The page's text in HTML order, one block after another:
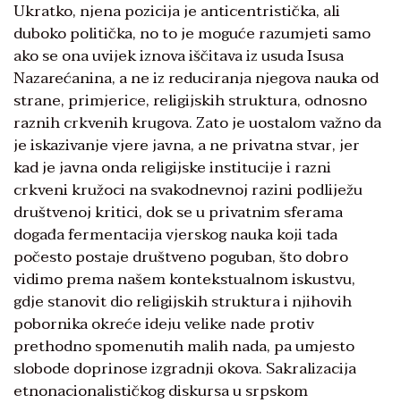
Ukratko, njena pozicija je anticentristička, ali
duboko politička, no to je moguće razumjeti samo
ako se ona uvijek iznova iščitava iz usuda Isusa
Nazarećanina, a ne iz reduciranja njegova nauka od
strane, primjerice, religijskih struktura, odnosno
raznih crkvenih krugova. Zato je uostalom važno da
je iskazivanje vjere javna, a ne privatna stvar, jer
kad je javna onda religijske institucije i razni
crkveni kružoci na svakodnevnoj razini podliježu
društvenoj kritici, dok se u privatnim sferama
događa fermentacija vjerskog nauka koji tada
počesto postaje društveno poguban, što dobro
vidimo prema našem kontekstualnom iskustvu,
gdje stanovit dio religijskih struktura i njihovih
pobornika okreće ideju velike nade protiv
prethodno spomenutih malih nada, pa umjesto
slobode doprinose izgradnji okova. Sakralizacija
etnonacionalističkog diskursa u srpskom